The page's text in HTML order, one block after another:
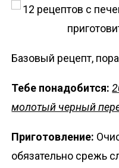
Базовый рецепт,
Тебе понадобится:
молотый черный
Приготовление:
обязательно срежь